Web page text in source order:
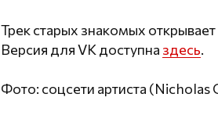
Трек старых знакомых
Версия для VK доступна здесь.
Фото: соцсети артиста (Nicholas